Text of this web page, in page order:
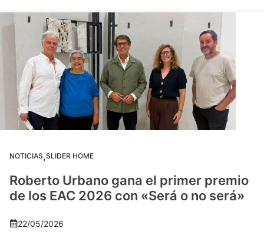
NOTICIAS,SLIDER HOME
Roberto Urbano gana el primer premio
de los EAC 2026 con «Será o no será»
22/05/2026